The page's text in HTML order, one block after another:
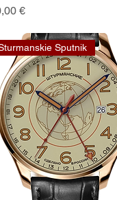
€
Sputnik